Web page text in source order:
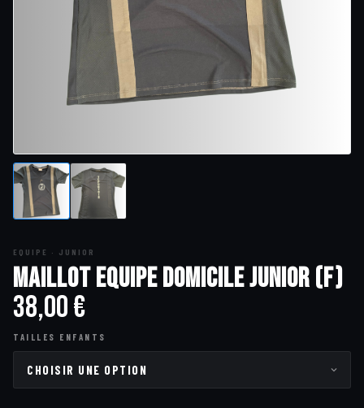
EQUIPE · JUNIOR
Maillot Equipe Domicile Junior (F)
38,00€
TAILLES ENFANTS